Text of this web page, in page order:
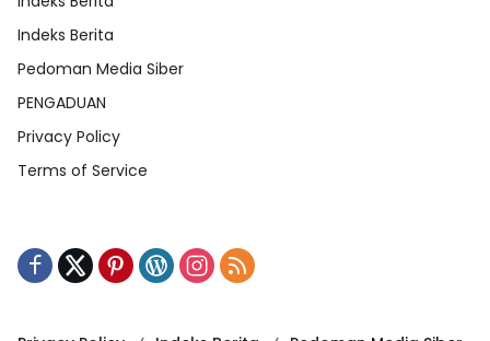
Indeks Berita
Pedoman Media Siber
PENGADUAN
Privacy Policy
Terms of Service